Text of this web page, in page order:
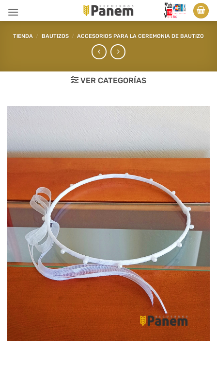
TIENDA / BAUTIZOS / ACCESORIOS PARA LA CEREMONIA DE BAUTIZO
VER CATEGORÍAS